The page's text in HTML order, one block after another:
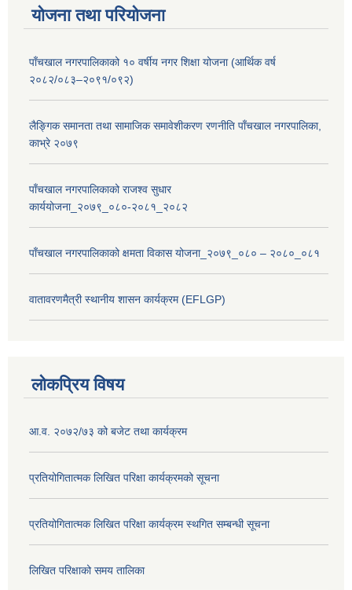
योजना तथा परियोजना
पाँचखाल नगरपालिकाको १० वर्षीय नगर शिक्षा योजना (आर्थिक वर्ष
२०८२/०८३–२०९१/०९२)
लैङ्गिक समानता तथा सामाजिक समावेशीकरण रणनीति पाँचखाल नगरपालिका,
काभ्रे २०७९
पाँचखाल नगरपालिकाको राजश्व सुधार
कार्ययोजना_२०७९_०८०-२०८१_२०८२
पाँचखाल नगरपालिकाको क्षमता विकास योजना_२०७९_०८० – २०८०_०८१
वातावरणमैत्री स्थानीय शासन कार्यक्रम (EFLGP)
लोकप्रिय विषय
आ.व. २०७२/७३ को बजेट तथा कार्यक्रम
प्रतियोगितात्मक लिखित परिक्षा कार्यक्रमको सूचना
प्रतियोगितात्मक लिखित परिक्षा कार्यक्रम स्थगित सम्बन्धी सूचना
लिखित परिक्षाको समय तालिका